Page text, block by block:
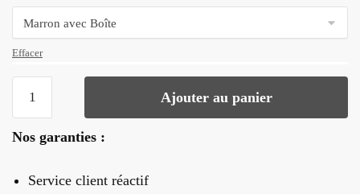
73,99€
Effacer
En
Automatique
Ajouter au panier
Nos garanties :
Service client réactif